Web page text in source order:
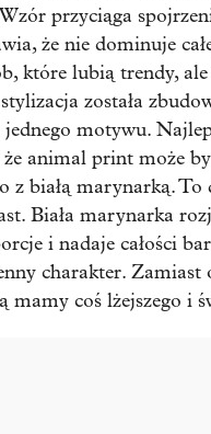
przyciąga
że nie dominuje
które lubią trendy, ale
została
jednego motywu.
animal print może
z białą marynarką.
Biała marynarka
i nadaje całości
charakter. Zamiast
mamy coś lżejszego i